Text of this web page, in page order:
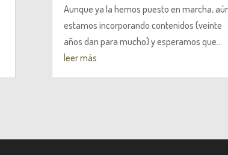
Aunque ya la hemos puesto en marcha,
estamos incorporando contenidos (veinte
años dan para mucho) y esperamos que...
leer más